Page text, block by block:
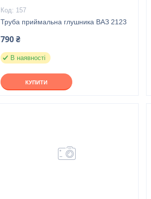
157
Труба приймальна глушника ВАЗ 2123
790 ₴
В наявності
КУПИТИ